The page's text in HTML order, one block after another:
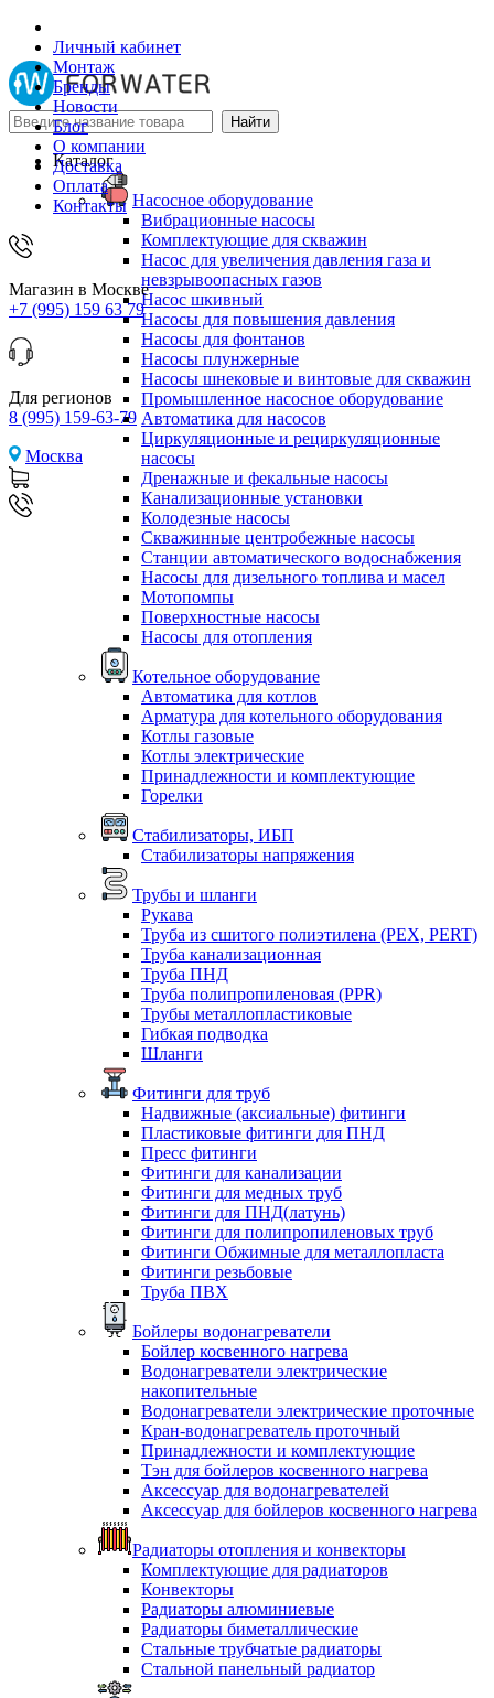
Личный кабинет
Монтаж
Бренды
Новости
Блог
О компании
Доставка
Оплата
Контакты
Магазин в Москве
+7 (995) 159 63 79
Для регионов
8 (995) 159-63-79
Москва
Каталог
Насосное оборудование
Вибрационные насосы
Комплектующие для скважин
Насос для увеличения давления газа и
невзрывоопасных газов
Насос шкивный
Насосы для повышения давления
Насосы для фонтанов
Насосы плунжерные
Насосы шнековые и винтовые для скважин
Промышленное насосное оборудование
Автоматика для насосов
Циркуляционные и рециркуляционные
насосы
Дренажные и фекальные насосы
Канализационные установки
Колодезные насосы
Скважинные центробежные насосы
Станции автоматического водоснабжения
Насосы для дизельного топлива и масел
Мотопомпы
Поверхностные насосы
Насосы для отопления
Котельное оборудование
Автоматика для котлов
Арматура для котельного оборудования
Котлы газовые
Котлы электрические
Принадлежности и комплектующие
Горелки
Стабилизаторы, ИБП
Стабилизаторы напряжения
Трубы и шланги
Рукава
Труба из сшитого полиэтилена (PEX, PERT)
Труба канализационная
Труба ПНД
Труба полипропиленовая (PPR)
Трубы металлопластиковые
Гибкая подводка
Шланги
Фитинги для труб
Надвижные (аксиальные) фитинги
Пластиковые фитинги для ПНД
Пресс фитинги
Фитинги для канализации
Фитинги для медных труб
Фитинги для ПНД(латунь)
Фитинги для полипропиленовых труб
Фитинги Обжимные для металлопласта
Фитинги резьбовые
Труба ПВХ
Бойлеры водонагреватели
Бойлер косвенного нагрева
Водонагреватели электрические
накопительные
Водонагреватели электрические проточные
Кран-водонагреватель проточный
Принадлежности и комплектующие
Тэн для бойлеров косвенного нагрева
Аксессуар для водонагревателей
Аксессуар для бойлеров косвенного нагрева
Радиаторы отопления и конвекторы
Комплектующие для радиаторов
Конвекторы
Радиаторы алюминиевые
Радиаторы биметаллические
Стальные трубчатые радиаторы
Стальной панельный радиатор